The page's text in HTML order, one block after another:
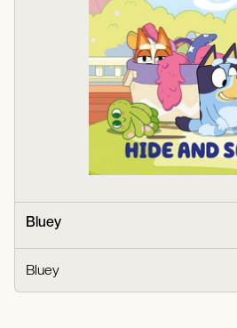
Bluey
Bluey